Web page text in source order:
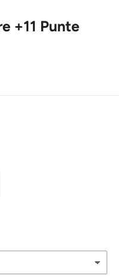
+11 Punte